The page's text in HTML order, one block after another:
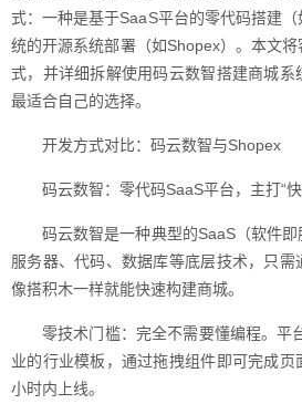
式：一种是基于SaaS平台的零代码搭建
统的开源系统部署（如Shopex）。本文
式，并详细拆解使用码云数智搭建商城系
最适合自己的选择。
开发方式对比：码云数智与Shopex
码云数智：零代码SaaS平台，主打“快
码云数智是一种典型的SaaS（软件
服务器、代码、数据库等底层技术，只需
像搭积木一样就能快速构建商城。
零技术门槛：完全不需要懂编程。平
业的行业模板，通过拖拽组件即可完成
小时内上线。